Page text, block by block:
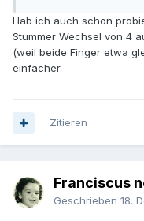
Hab ich auch schon
Stummer Wechsel von 4
(weil beide Finger etwa
einfacher.
Zitieren
Franciscus
Geschrieben 18.